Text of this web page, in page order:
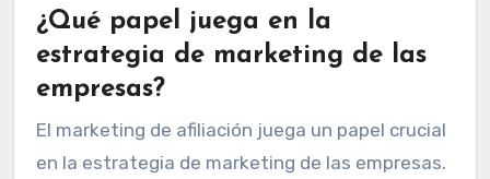
¿Qué papel juega en la
estrategia de marketing de las
empresas?
El marketing de afiliación juega un papel crucial
en la estrategia de marketing de las empresas.